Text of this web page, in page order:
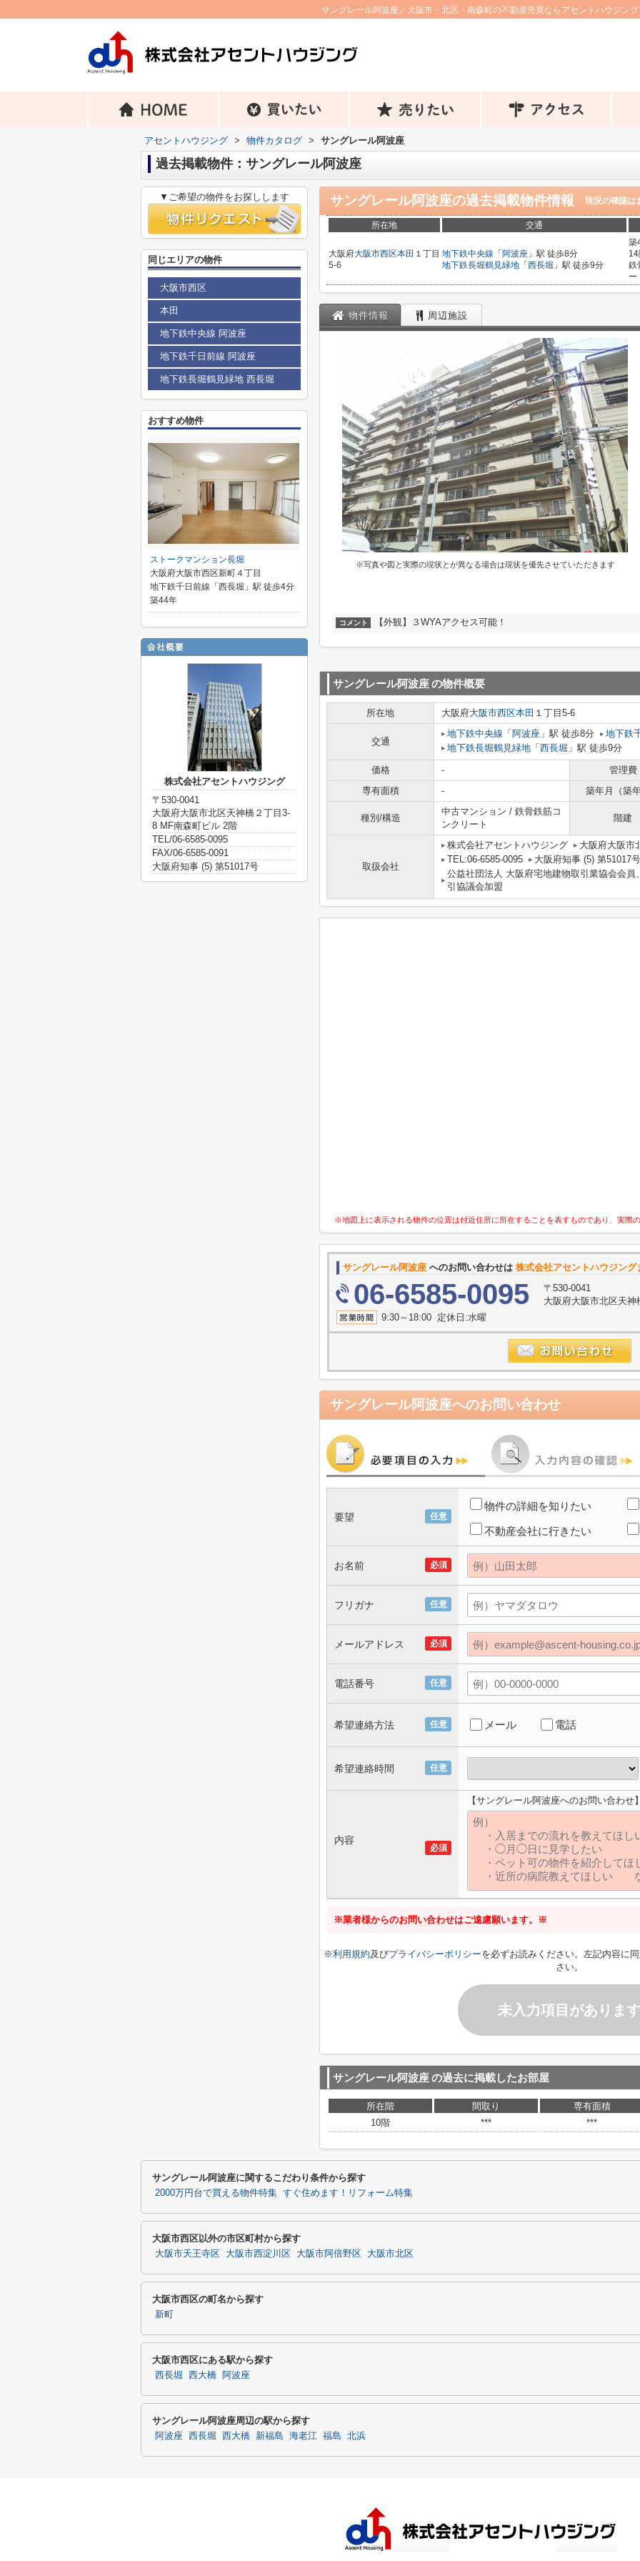
サングレール阿波座／大阪市・北区・南森町の不動産売買ならアセントハウジング
アセントハウジング > 物件カタログ > サングレール阿波座
過去掲載物件：サングレール阿波座
サングレール阿波座の過去掲載物件情報 現況の確認は
所在地 交通
大阪府大阪市西区本田 １丁目
5-6
地下鉄中央線 「 阿波座 」駅 徒歩8分
地下鉄長堀鶴見緑地 「 西長堀 」駅 徒歩9分
築
鉄
ー
物件情報 周辺施設
※写真や図と実際の現状とが異なる場合は現状を優先させていただきます
コメント 【外観】３WYAアクセス可能！
サングレール阿波座の物件概要
所在地 大阪府大阪市西区本田 １丁目5-6
交通
地下鉄中央線 「 阿波座 」駅 徒歩8分
地下鉄
地下鉄長堀鶴見緑地 「 西長堀 」駅 徒歩9分
価格 -
管理費
専有面積
- 築年月（築
種別/構造
中古マンション / 鉄骨鉄筋コ
ンクリート
階建
取扱会社
株式会社アセントハウジング
大阪府大阪市
TEL:06-6585-0095
大阪府知事 (5) 第51017号
公益社団法人 大阪府宅地建物取引業協会会
引協議会加盟
※地図上に表示される物件の位置は付近住所に所在することを表すものであり、実際
サングレール阿波座 へのお問い合わせは 株式会社アセントハウジング
06-6585-0095
〒530-0041
大阪府大阪市北区天
9:30～18:00 定休日:水曜
サングレール阿波座へのお問い合わせ
任意
要望
物件の詳細を知りたい
不動産会社に行きたい
必須
お名前
任意
フリガナ
必須
メールアドレス
任意
電話番号
任意
希望連絡方法 メール 電話
任意
希望連絡時間
必須
内容
【サングレール阿波座へのお問い合わせ
※業者様からのお問い合わせはご遠慮願います。※
※利用規約及びプライバシーポリシーを必ずお読みください。左記内容に
さい。
未入力項目があります
サングレール阿波座の過去に掲載したお部屋
所在階 間取り
専有面積
10階
*** ***
▼ご希望の物件をお探しします
同じエリアの物件
大阪市西区
本田
地下鉄中央線 阿波座
地下鉄千日前線 阿波座
地下鉄長堀鶴見緑地 西長堀
おすすめ物件
ストークマンション長堀
大阪府大阪市西区新町４丁目
地下鉄千日前線「西長堀」駅 徒歩4分
築44年
株式会社アセントハウジング
〒530-0041
大阪府大阪市北区天神橋２丁目3-
8 MF南森町ビル 2階
TEL/06-6585-0095
FAX/06-6585-0091
大阪府知事 (5) 第51017号
サングレール阿波座に関するこだわり条件から探す
2000万円台で買える物件特集 すぐ住めます！リフォーム特集
大阪市西区以外の市区町村から探す
大阪市天王寺区 大阪市西淀川区 大阪市阿倍野区 大阪市北区
大阪市西区の町名から探す
新町
大阪市西区にある駅から探す
西長堀 西大橋 阿波座
サングレール阿波座周辺の駅から探す
阿波座 西長堀 西大橋 新福島 海老江 福島 北浜